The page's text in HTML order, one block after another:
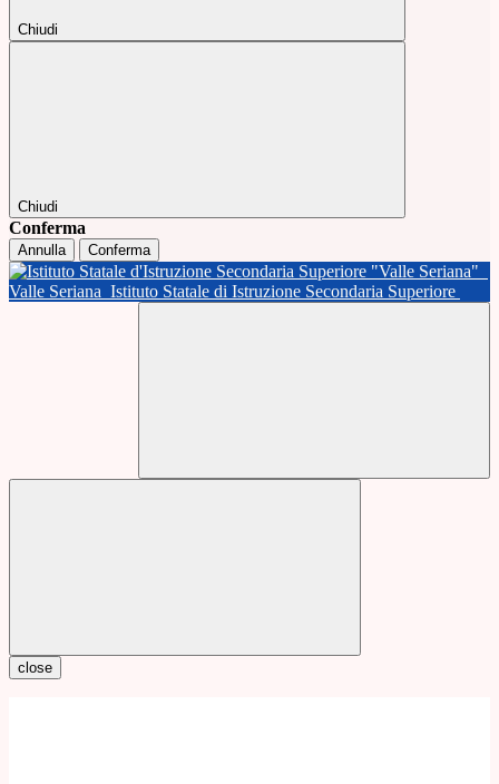
Chiudi
Chiudi
Conferma
Annulla Conferma
Valle Seriana Istituto Statale di Istruzione Secondaria Superiore
close